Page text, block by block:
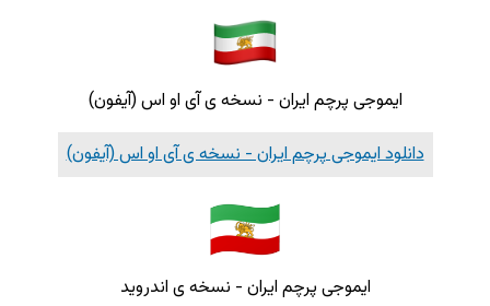
ایموجی پرچم ایران - نسخه ی آی او اس (آیفون)
دانلود ایموجی پرچم ایران - نسخه ی آی او اس (آیفون)
ایموجی پرچم ایران - نسخه ی اندروید